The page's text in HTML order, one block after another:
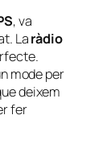
, va
Laràdio
mode per
deixem
fer